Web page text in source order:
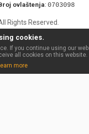
ovlaštenja: 0703098
Rights Reserved.
cookies.
If you continue using our
all cookies on this website.
more